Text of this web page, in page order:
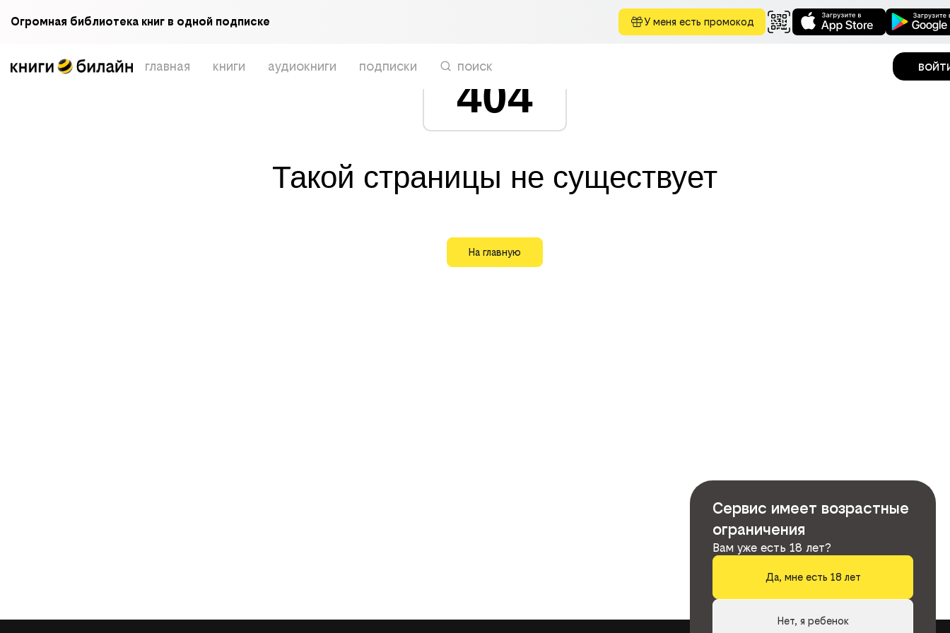
Огромная библиотека книг в одной подписке У меня есть промокод
главная книги аудиокниги подписки поиск
404
Такой страницы не существует
На главную
Сервис имеет возрастные
ограничения
Вам уже есть 18 лет?
Да, мне есть 18 лет
Нет, я ребенок